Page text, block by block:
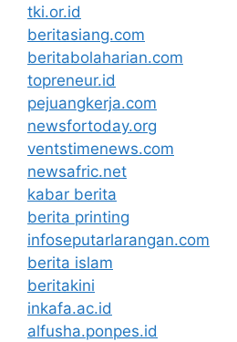
tki.or.id
beritasiang.com
beritabolaharian.com
topreneur.id
pejuangkerja.com
newsfortoday.org
ventstimenews.com
newsafric.net
kabar berita
berita printing
infoseputarlarangan.com
berita islam
beritakini
inkafa.ac.id
alfusha.ponpes.id